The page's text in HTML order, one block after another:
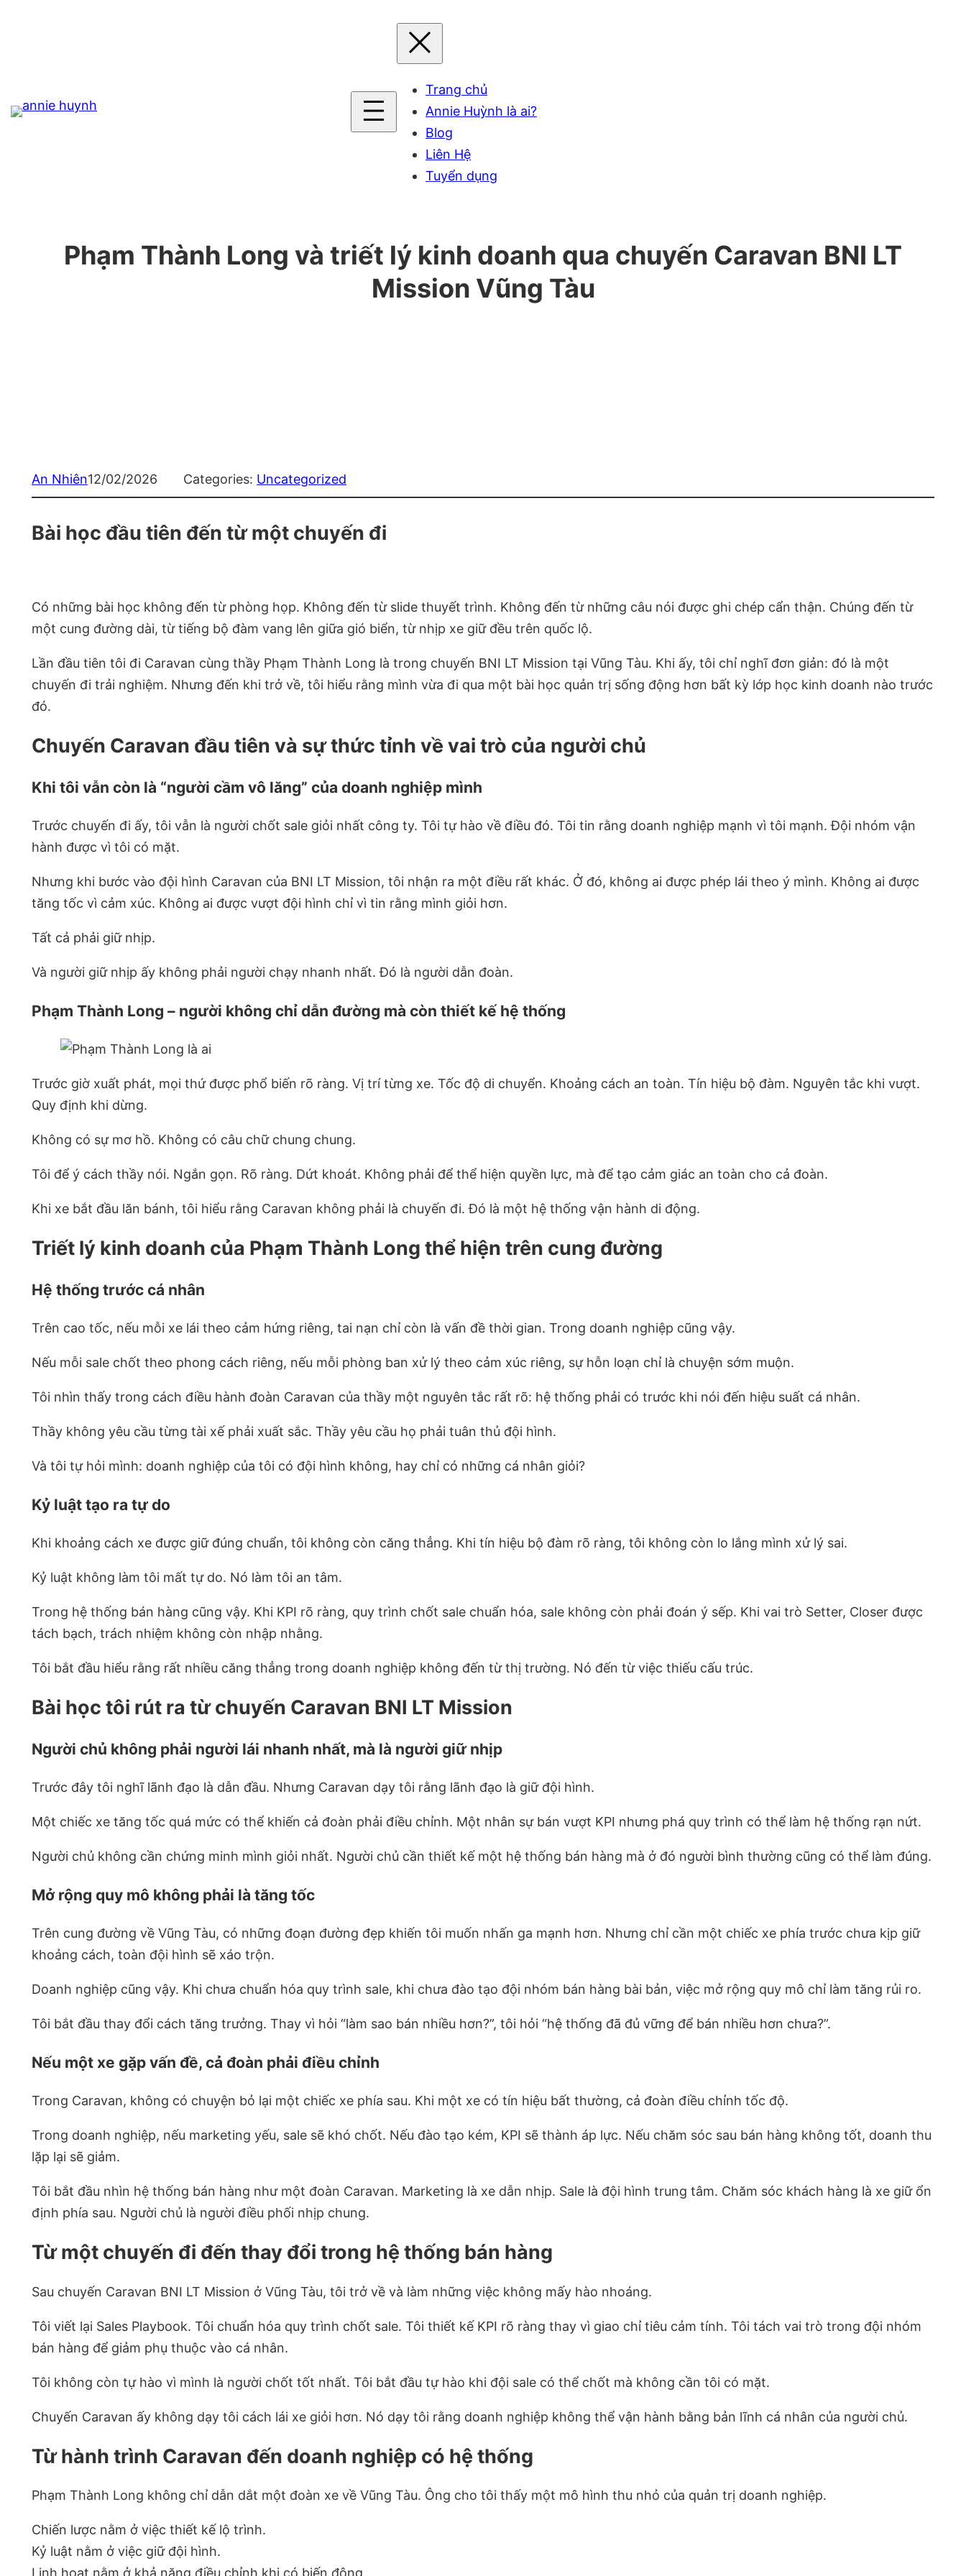
Trang chủ
Annie Huỳnh là ai?
Blog
Liên Hệ
Tuyển dụng
Phạm Thành Long và triết lý kinh doanh qua chuyến Caravan BNI LT
Mission Vũng Tàu
An Nhiên12/02/2026 Categories: Uncategorized
Bài học đầu tiên đến từ một chuyến đi
Có những bài học không đến từ phòng họp. Không đến từ slide thuyết trình. Không đến từ những câu nói được ghi chép cẩn thận. Chúng đến từ
một cung đường dài, từ tiếng bộ đàm vang lên giữa gió biển, từ nhịp xe giữ đều trên quốc lộ.
Lần đầu tiên tôi đi Caravan cùng thầy Phạm Thành Long là trong chuyến BNI LT Mission tại Vũng Tàu. Khi ấy, tôi chỉ nghĩ đơn giản: đó là một
chuyến đi trải nghiệm. Nhưng đến khi trở về, tôi hiểu rằng mình vừa đi qua một bài học quản trị sống động hơn bất kỳ lớp học kinh doanh nào trước
đó.
Chuyến Caravan đầu tiên và sự thức tỉnh về vai trò của người chủ
Khi tôi vẫn còn là “người cầm vô lăng” của doanh nghiệp mình
Trước chuyến đi ấy, tôi vẫn là người chốt sale giỏi nhất công ty. Tôi tự hào về điều đó. Tôi tin rằng doanh nghiệp mạnh vì tôi mạnh. Đội nhóm vận
hành được vì tôi có mặt.
Nhưng khi bước vào đội hình Caravan của BNI LT Mission, tôi nhận ra một điều rất khác. Ở đó, không ai được phép lái theo ý mình. Không ai được
tăng tốc vì cảm xúc. Không ai được vượt đội hình chỉ vì tin rằng mình giỏi hơn.
Tất cả phải giữ nhịp.
Và người giữ nhịp ấy không phải người chạy nhanh nhất. Đó là người dẫn đoàn.
Phạm Thành Long – người không chỉ dẫn đường mà còn thiết kế hệ thống
Trước giờ xuất phát, mọi thứ được phổ biến rõ ràng. Vị trí từng xe. Tốc độ di chuyển. Khoảng cách an toàn. Tín hiệu bộ đàm. Nguyên tắc khi vượt.
Quy định khi dừng.
Không có sự mơ hồ. Không có câu chữ chung chung.
Tôi để ý cách thầy nói. Ngắn gọn. Rõ ràng. Dứt khoát. Không phải để thể hiện quyền lực, mà để tạo cảm giác an toàn cho cả đoàn.
Khi xe bắt đầu lăn bánh, tôi hiểu rằng Caravan không phải là chuyến đi. Đó là một hệ thống vận hành di động.
Triết lý kinh doanh của Phạm Thành Long thể hiện trên cung đường
Hệ thống trước cá nhân
Trên cao tốc, nếu mỗi xe lái theo cảm hứng riêng, tai nạn chỉ còn là vấn đề thời gian. Trong doanh nghiệp cũng vậy.
Nếu mỗi sale chốt theo phong cách riêng, nếu mỗi phòng ban xử lý theo cảm xúc riêng, sự hỗn loạn chỉ là chuyện sớm muộn.
Tôi nhìn thấy trong cách điều hành đoàn Caravan của thầy một nguyên tắc rất rõ: hệ thống phải có trước khi nói đến hiệu suất cá nhân.
Thầy không yêu cầu từng tài xế phải xuất sắc. Thầy yêu cầu họ phải tuân thủ đội hình.
Và tôi tự hỏi mình: doanh nghiệp của tôi có đội hình không, hay chỉ có những cá nhân giỏi?
Kỷ luật tạo ra tự do
Khi khoảng cách xe được giữ đúng chuẩn, tôi không còn căng thẳng. Khi tín hiệu bộ đàm rõ ràng, tôi không còn lo lắng mình xử lý sai.
Kỷ luật không làm tôi mất tự do. Nó làm tôi an tâm.
Trong hệ thống bán hàng cũng vậy. Khi KPI rõ ràng, quy trình chốt sale chuẩn hóa, sale không còn phải đoán ý sếp. Khi vai trò Setter, Closer được
tách bạch, trách nhiệm không còn nhập nhằng.
Tôi bắt đầu hiểu rằng rất nhiều căng thẳng trong doanh nghiệp không đến từ thị trường. Nó đến từ việc thiếu cấu trúc.
Bài học tôi rút ra từ chuyến Caravan BNI LT Mission
Người chủ không phải người lái nhanh nhất, mà là người giữ nhịp
Trước đây tôi nghĩ lãnh đạo là dẫn đầu. Nhưng Caravan dạy tôi rằng lãnh đạo là giữ đội hình.
Một chiếc xe tăng tốc quá mức có thể khiến cả đoàn phải điều chỉnh. Một nhân sự bán vượt KPI nhưng phá quy trình có thể làm hệ thống rạn nứt.
Người chủ không cần chứng minh mình giỏi nhất. Người chủ cần thiết kế một hệ thống bán hàng mà ở đó người bình thường cũng có thể làm đúng.
Mở rộng quy mô không phải là tăng tốc
Trên cung đường về Vũng Tàu, có những đoạn đường đẹp khiến tôi muốn nhấn ga mạnh hơn. Nhưng chỉ cần một chiếc xe phía trước chưa kịp giữ
khoảng cách, toàn đội hình sẽ xáo trộn.
Doanh nghiệp cũng vậy. Khi chưa chuẩn hóa quy trình sale, khi chưa đào tạo đội nhóm bán hàng bài bản, việc mở rộng quy mô chỉ làm tăng rủi ro.
Tôi bắt đầu thay đổi cách tăng trưởng. Thay vì hỏi “làm sao bán nhiều hơn?”, tôi hỏi “hệ thống đã đủ vững để bán nhiều hơn chưa?”.
Nếu một xe gặp vấn đề, cả đoàn phải điều chỉnh
Trong Caravan, không có chuyện bỏ lại một chiếc xe phía sau. Khi một xe có tín hiệu bất thường, cả đoàn điều chỉnh tốc độ.
Trong doanh nghiệp, nếu marketing yếu, sale sẽ khó chốt. Nếu đào tạo kém, KPI sẽ thành áp lực. Nếu chăm sóc sau bán hàng không tốt, doanh thu
lặp lại sẽ giảm.
Tôi bắt đầu nhìn hệ thống bán hàng như một đoàn Caravan. Marketing là xe dẫn nhịp. Sale là đội hình trung tâm. Chăm sóc khách hàng là xe giữ ổn
định phía sau. Người chủ là người điều phối nhịp chung.
Từ một chuyến đi đến thay đổi trong hệ thống bán hàng
Sau chuyến Caravan BNI LT Mission ở Vũng Tàu, tôi trở về và làm những việc không mấy hào nhoáng.
Tôi viết lại Sales Playbook. Tôi chuẩn hóa quy trình chốt sale. Tôi thiết kế KPI rõ ràng thay vì giao chỉ tiêu cảm tính. Tôi tách vai trò trong đội nhóm
bán hàng để giảm phụ thuộc vào cá nhân.
Tôi không còn tự hào vì mình là người chốt tốt nhất. Tôi bắt đầu tự hào khi đội sale có thể chốt mà không cần tôi có mặt.
Chuyến Caravan ấy không dạy tôi cách lái xe giỏi hơn. Nó dạy tôi rằng doanh nghiệp không thể vận hành bằng bản lĩnh cá nhân của người chủ.
Từ hành trình Caravan đến doanh nghiệp có hệ thống
Phạm Thành Long không chỉ dẫn dắt một đoàn xe về Vũng Tàu. Ông cho tôi thấy một mô hình thu nhỏ của quản trị doanh nghiệp.
Chiến lược nằm ở việc thiết kế lộ trình.
Kỷ luật nằm ở việc giữ đội hình.